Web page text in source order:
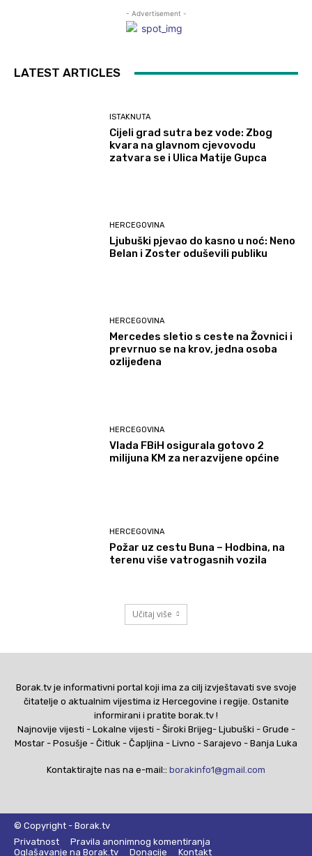
- Advertisement -
LATEST ARTICLES
ISTAKNUTA
Cijeli grad sutra bez vode: Zbog
kvara na glavnom cjevovodu
zatvara se i Ulica Matije Gupca
HERCEGOVINA
Ljubuški pjevao do kasno u noć: Neno
Belan i Zoster oduševili publiku
HERCEGOVINA
Mercedes sletio s ceste na Žovnici i
prevrnuo se na krov, jedna osoba
ozlijeđena
HERCEGOVINA
Vlada FBiH osigurala gotovo 2
milijuna KM za nerazvijene općine
HERCEGOVINA
Požar uz cestu Buna – Hodbina, na
terenu više vatrogasnih vozila
Učitaj više
Borak.tv je informativni portal koji ima za cilj izvještavati sve svoje
čitatelje o aktualnim vijestima iz Hercegovine i regije. Ostanite
informirani i pratite borak.tv !
Najnovije vijesti - Lokalne vijesti - Široki Brijeg- Ljubuški - Grude -
Mostar - Posušje - Čitluk - Čapljina - Livno - Sarajevo - Banja Luka
Kontaktirajte nas na e-mail:: borakinfo1@gmail.com
© Copyright - Borak.tv
Privatnost
Pravila anonimnog komentiranja
Oglašavanje na Borak.tv
Donacije Kontakt